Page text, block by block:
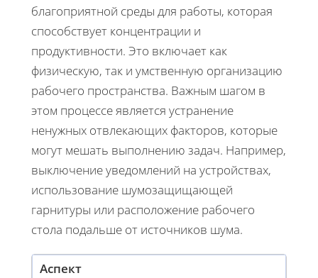
благоприятной среды для работы, которая
способствует концентрации и
продуктивности. Это включает как
физическую, так и умственную организацию
рабочего пространства. Важным шагом в
этом процессе является устранение
ненужных отвлекающих факторов, которые
могут мешать выполнению задач. Например,
выключение уведомлений на устройствах,
использование шумозащищающей
гарнитуры или расположение рабочего
стола подальше от источников шума.
Аспект